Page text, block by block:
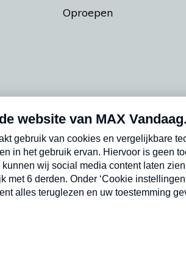
Oproepen